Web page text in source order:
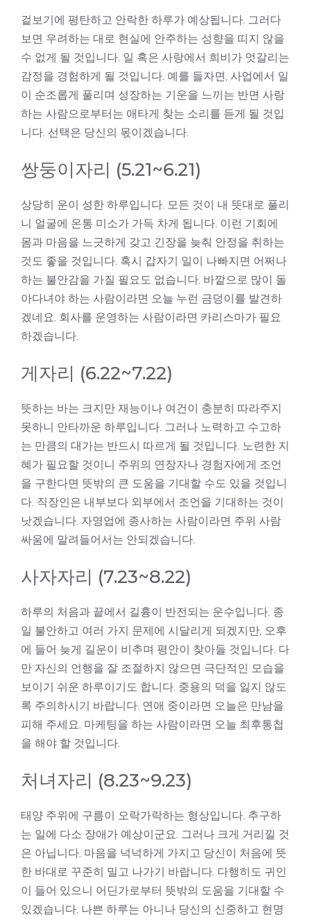
겉보기에 평탄하고 안락한 하루가 예상됩니다. 그러다
보면 우려하는 대로 현실에 안주하는 성향을 띠지 않을
수 없게 될 것입니다. 일 혹은 사랑에서 희비가 엇갈리는
감정을 경험하게 될 것입니다. 예를 들자면, 사업에서 일
이 순조롭게 풀리며 성장하는 기운을 느끼는 반면 사랑
하는 사람으로부터는 애타게 찾는 소리를 듣게 될 것입
니다. 선택은 당신의 몫이겠습니다.
쌍둥이자리 (5.21~6.21)
상당히 운이 성한 하루입니다. 모든 것이 내 뜻대로 풀리
니 얼굴에 온통 미소가 가득 차게 됩니다. 이런 기회에
몸과 마음을 느긋하게 갖고 긴장을 늦춰 안정을 취하는
것도 좋을 것입니다. 혹시 갑자기 일이 나빠지면 어쩌나
하는 불안감을 가질 필요도 없습니다. 바깥으로 많이 돌
아다녀야 하는 사람이라면 오늘 누런 금덩이를 발견하
겠네요. 회사를 운영하는 사람이라면 카리스마가 필요
하겠습니다.
게자리 (6.22~7.22)
뜻하는 바는 크지만 재능이나 여건이 충분히 따라주지
못하니 안타까운 하루입니다. 그러나 노력하고 수고하
는 만큼의 대가는 반드시 따르게 될 것입니다. 노련한 지
혜가 필요할 것이니 주위의 연장자나 경험자에게 조언
을 구한다면 뜻밖의 큰 도움을 기대할 수도 있을 것입니
다. 직장인은 내부보다 외부에서 조언을 기대하는 것이
낫겠습니다. 자영업에 종사하는 사람이라면 주위 사람
싸움에 말려들어서는 안되겠습니다.
사자자리 (7.23~8.22)
하루의 처음과 끝에서 길흉이 반전되는 운수입니다. 종
일 불안하고 여러 가지 문제에 시달리게 되겠지만, 오후
에 들어 늦게 길운이 비추며 평안이 찾아들 것입니다. 다
만 자신의 언행을 잘 조절하지 않으면 극단적인 모습을
보이기 쉬운 하루이기도 합니다. 중용의 덕을 잃지 않도
록 주의하시기 바랍니다. 연애 중이라면 오늘은 만남을
피해 주세요. 마케팅을 하는 사람이라면 오늘 최후통첩
을 해야 할 것입니다.
처녀자리 (8.23~9.23)
태양 주위에 구름이 오락가락하는 형상입니다. 추구하
는 일에 다소 장애가 예상이군요. 그러나 크게 거리낄 것
은 아닙니다. 마음을 넉넉하게 가지고 당신이 처음에 뜻
한 바대로 꾸준히 밀고 나가기 바랍니다. 다행히도 귀인
이 들어 있으니 어딘가로부터 뜻밖의 도움을 기대할 수
있겠습니다. 나쁜 하루는 아니나 당신의 신중하고 현명